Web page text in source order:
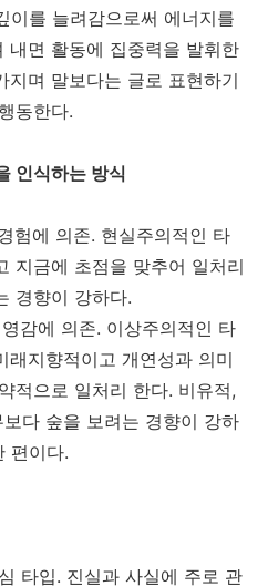
이를 늘려감으로써 에너지를
내면 활동에 집중력을 발휘한
지며 말보다는 글로 표현하기
동한다.
인식하는 방식
험에 의존. 현실주의적인 타
지금에 초점을 맞추어 일처리
경향이 강하다.
감에 의존. 이상주의적인 타
래지향적이고 개연성과 의미
적으로 일처리 한다. 비유적,
다 숲을 보려는 경향이 강하
편이다.
타입. 진실과 사실에 주로 관